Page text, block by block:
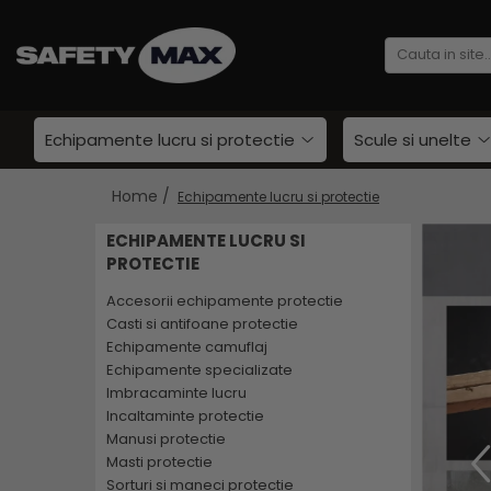
Echipamente lucru si protectie
Imbracaminte lucru
Bluze si hanorace
Caciuli si gulere
Pantaloni si salopete
Scule si unelte
Unelte gradinarit
Atomizoare si stropitori
Seturi unelte gradinarit
Foarfeci gradinarit
Accesorii gradinarit
Macete si seceri
Furci si greble
Pistoale de udat si aspersoare
Sere si paturi
Unelte constructii
Echipamente lucru si protectie Scule si unelte
Home / Echipamente lucru si protectie
ECHIPAMENTE LUCRU SI
PROTECTIE
Accesorii echipamente protectie
Casti si antifoane protectie
Echipamente camuflaj
Echipamente specializate
Imbracaminte lucru
Incaltaminte protectie
Manusi protectie
Masti protectie
Sorturi si maneci protectie